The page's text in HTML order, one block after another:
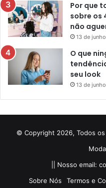
Por que
sobre os
não
13 de
O que
seu look
13 de
© Copyright 2026, Todos
|| Nosso email:
Sobre Nós
Termos e